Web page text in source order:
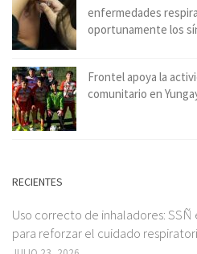
enfermedades
oportunamente los
Frontel apoya la
comunitario en
RECIENTES
Uso correcto de inhaladores:
para reforzar el cuidado